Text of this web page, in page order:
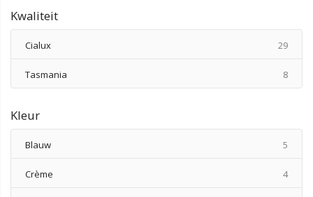
Kwaliteit
Cialux 29
Tasmania 8
Kleur
Blauw 5
Crème 4